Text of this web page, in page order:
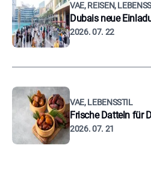
VAE, REISEN,
Dubais neue
2026. 07. 22
VAE, LEBENSSTIL
Frische Datteln für
2026. 07. 21